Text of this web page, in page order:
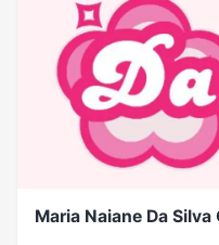
Maria Naiane Da Silva